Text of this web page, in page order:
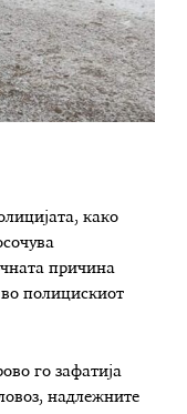
како
причина
полицискиот
го зафатија
надлежните